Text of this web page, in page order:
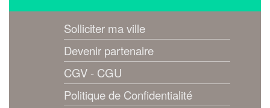
Solliciter ma ville
Devenir partenaire
CGV - CGU
Politique de Confidentialité